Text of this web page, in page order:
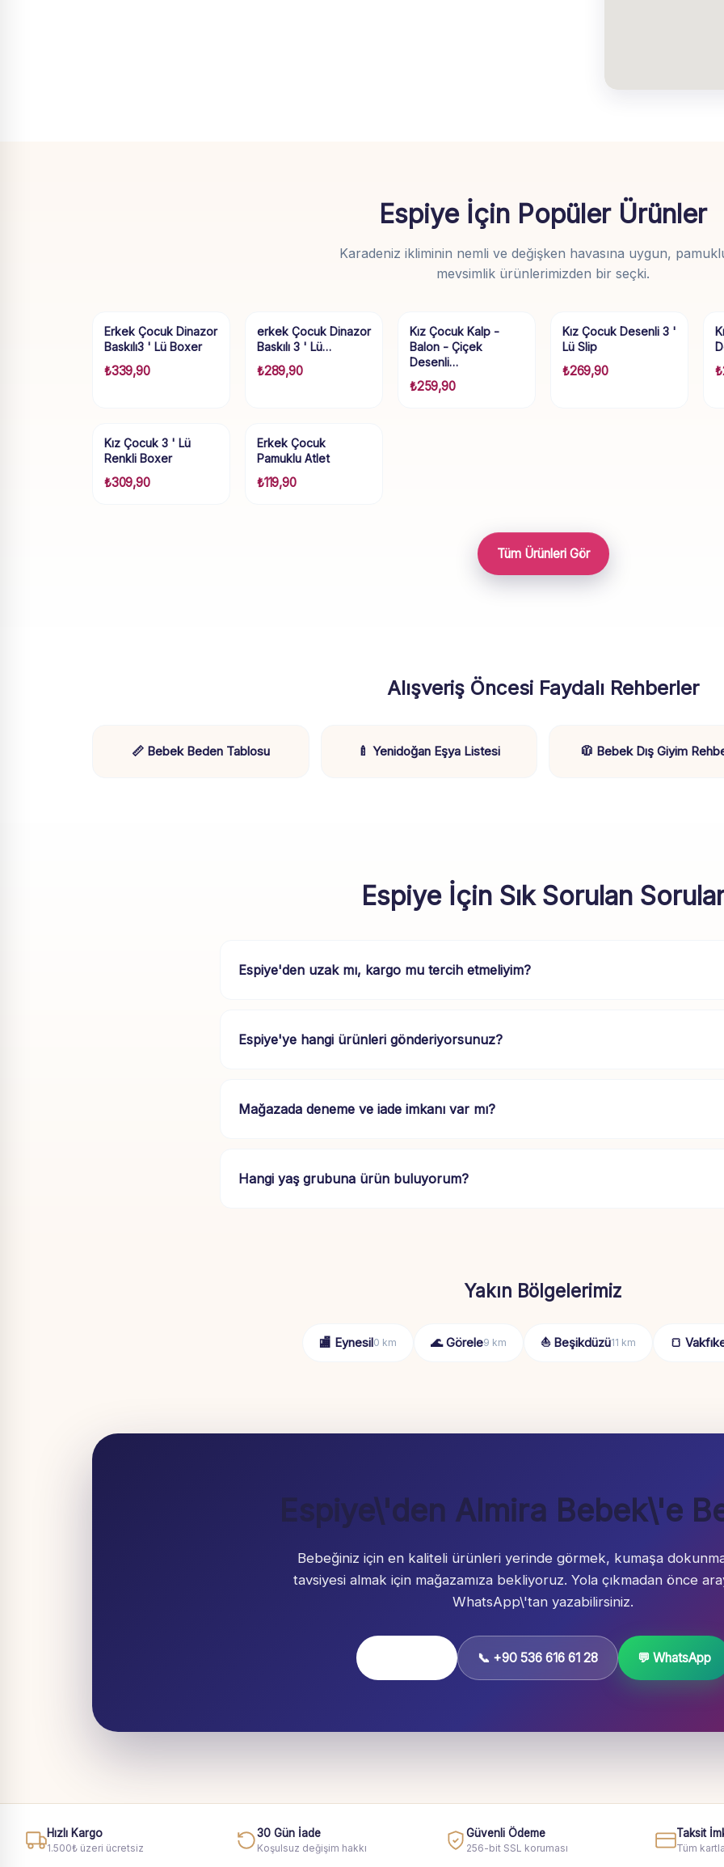
Espiye İçin Popüler Ürünler
Karadeniz ikliminin nemli ve değişken havasına uygun,
mevsimlik ürünlerimizden bir seçki.
Erkek Çocuk Dinazor
Baskılı3 ' Lü Boxer
₺339,90
erkek Çocuk Dinazor
Baskılı 3 ' Lü…
₺289,90
Kız Çocuk Kalp -
Balon - Çiçek
Desenli…
₺259,90
Kız Çocuk Desenli 3 '
Lü Slip
₺269,90 ₺
Kız Çocuk 3 ' Lü
Renkli Boxer
₺309,90
Erkek Çocuk
Pamuklu Atlet
₺119,90
Tüm Ürünleri Gör
Alışveriş Öncesi Faydalı Rehberler
📏 Bebek Beden Tablosu 🍼 Yenidoğan Eşya Listesi 🧥 Bebek Dış Giyim
Espiye İçin Sık Sorulan
Espiye'den uzak mı, kargo mu tercih etmeliyim?
Espiye'ye hangi ürünleri gönderiyorsunuz?
Mağazada deneme ve iade imkanı var mı?
Hangi yaş grubuna ürün buluyorum?
Yakın Bölgelerimiz
🏬 Eynesil0 km 🌊 Görele9 km ⛵ Beşikdüzü11 km 🍞
Espiye\'den Almira Bebek\'e
Bebeğiniz için en kaliteli ürünleri yerinde görmek, kumaşa
tavsiyesi almak için mağazamıza bekliyoruz. Yola çıkmadan önce
WhatsApp\'tan yazabilirsiniz.
📞 +90 536 616 61 28 💬 WhatsApp
Hızlı Kargo
1.500₺ üzeri ücretsiz
30 Gün İade
Koşulsuz değişim hakkı
Güvenli Ödeme
256-bit SSL koruması
Taksit
Tüm